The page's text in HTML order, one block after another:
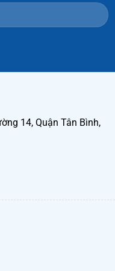
14, Quận Tân Bình,